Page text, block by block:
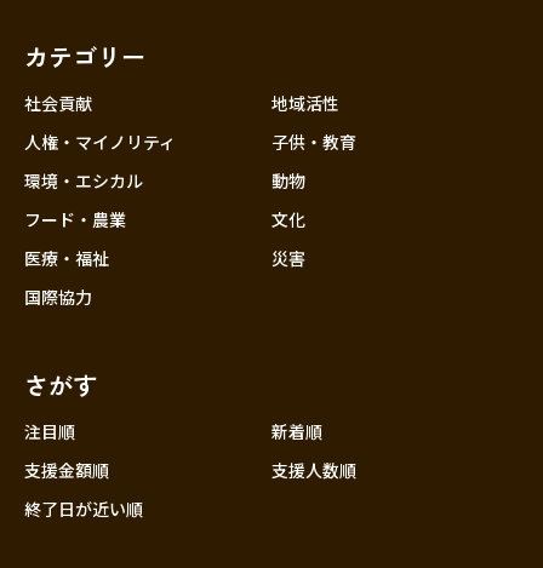
近畿
中国
カテゴリー
社会貢献
人権・マイノリティ
環境・エシカル
フード・農業
医療・福祉
国際協力
地域活性
子供・教育
動物
文化
災害
さがす
注目順
新着順
支援金額順
支援人数順
終了日が近い順